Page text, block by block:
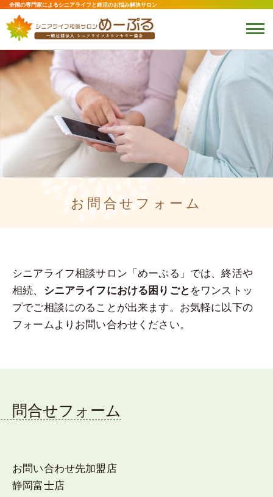
全国の専門家によるシニアライフと終活のお悩み解決サロン
お問合せフォーム
シニアライフ相談サロン「めーぷる」では、終活や
相続、 シニアライフにおける困りごとをワンストッ
プでご相談にのることが出来ます。お気軽に以下の
フォームよりお問い合わせください。
問合せフォーム
お問い合わせ先加盟店
静岡富士店